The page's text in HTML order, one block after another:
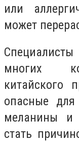
или
может
многих
китайского
опасные для
меланины и
стать